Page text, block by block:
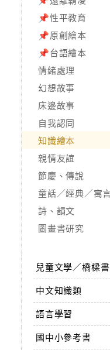
📌性平教育
📌原創繪本
📌台語繪本
情緒處理
幻想故事
床邊故事
自我認同
知識繪本
親情友誼
節慶、傳說
詩、韻文
圖畫書研究
兒童文學／橋樑書
中文知識類
語言學習
國中小參考書